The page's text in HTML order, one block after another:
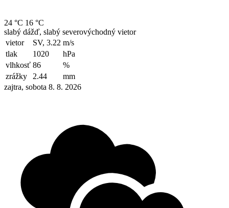
24 °C 16 °C
slabý dážď, slabý severovýchodný vietor
vietor
SV, 3.22 m/s
tlak
1020
hPa
vlhkosť 86
%
zrážky
2.44
mm
zajtra, sobota 8. 8. 2026